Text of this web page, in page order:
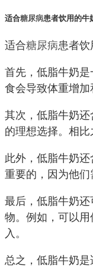
适合糖尿病患者饮用的牛
适合糖尿病患者
首先，低脂牛奶
食会导致体重增
其次，低脂牛奶
的理想选择。相
此外，低脂牛奶
重要的，因为他
最后，低脂牛奶
物。例如，可以
入。
总之，低脂牛奶